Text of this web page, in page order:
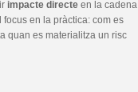
impacte directe en la cadena
focus en la pràctica: com es
quan es materialitza un risc